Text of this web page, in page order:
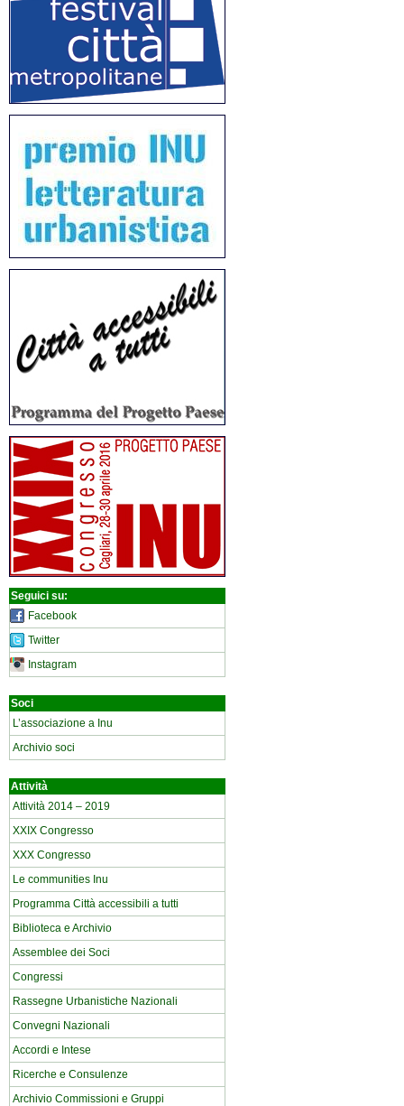
Seguici su:
Facebook
Twitter
Instagram
Soci
L’associazione a Inu
Archivio soci
Attività
Attività 2014 – 2019
XXIX Congresso
XXX Congresso
Le communities Inu
Programma Città accessibili a tutti
Biblioteca e Archivio
Assemblee dei Soci
Congressi
Rassegne Urbanistiche Nazionali
Convegni Nazionali
Accordi e Intese
Ricerche e Consulenze
Archivio Commissioni e Gruppi